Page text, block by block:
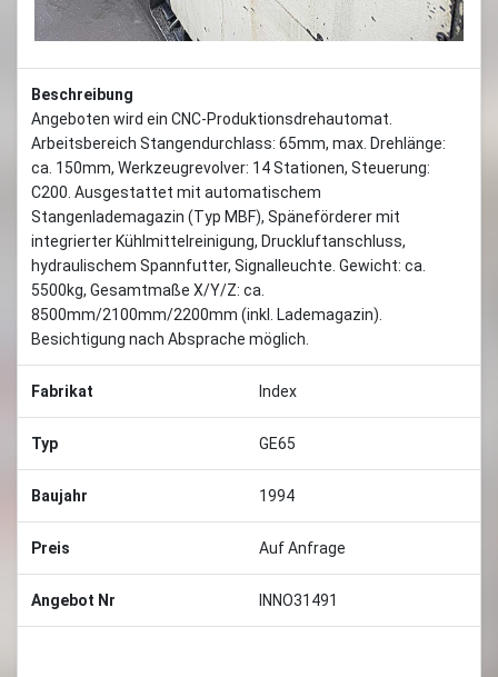
Beschreibung
Angeboten wird ein CNC-Produktionsdrehautomat.
Arbeitsbereich Stangendurchlass: 65mm, max. Drehlänge:
ca. 150mm, Werkzeugrevolver: 14 Stationen, Steuerung:
C200. Ausgestattet mit automatischem
Stangenlademagazin (Typ MBF), Späneförderer mit
integrierter Kühlmittelreinigung, Druckluftanschluss,
hydraulischem Spannfutter, Signalleuchte. Gewicht: ca.
5500kg, Gesamtmaße X/Y/Z: ca.
8500mm/2100mm/2200mm (inkl. Lademagazin).
Besichtigung nach Absprache möglich.
Fabrikat Index
Typ GE65
Baujahr 1994
Preis Auf Anfrage
Angebot Nr INNO31491